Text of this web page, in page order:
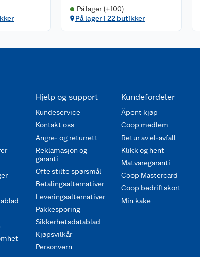
På lager (+100)
På lager i 22 butikker
Hjelp og support
Kundeservice
Kontakt oss
Angre- og returrett
Reklamasjon og
garanti
Ofte stilte spørsmål
Betalingsalternativer
Leveringsalternativer
Pakkesporing
Sikkerhetsdatablad
Kjøpsvilkår
Personvern
Kundefordeler
Åpent kjøp
Coop medlem
Retur av el-avfall
Klikk og hent
Matvaregaranti
Coop Mastercard
Coop bedriftskort
Min kake